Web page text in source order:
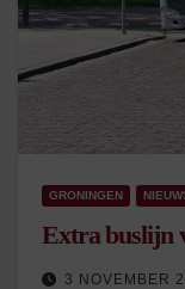
GRONINGEN
Extra buslijn
3 NOVEMBER